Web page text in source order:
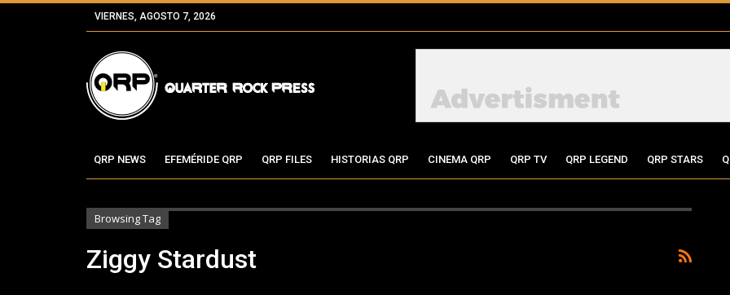
VIERNES, AGOSTO 7, 2026
QRP NEWS EFEMÉRIDE QRP QRP FILES HISTORIAS QRP CINEMA QRP QRP TV QRP LEGEND QRP STARS
Browsing Tag
Ziggy Stardust